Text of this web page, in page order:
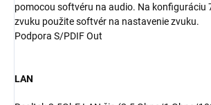
pomocou softvéru na audio. Na konfiguráciu
zvuku použite softvér na nastavenie zvuku.
Podpora S/PDIF Out
LAN